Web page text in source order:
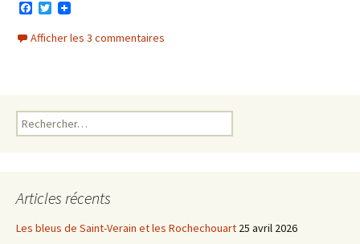
c
e
T
i
t
Afficher les 3 commentaires
Rechercher :
Articles récents
Les bleus de Saint-Verain et les Rochechouart 25 avril 2026